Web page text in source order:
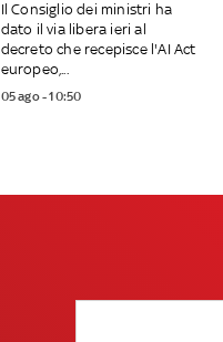
Il Consiglio dei ministri ha
dato il via libera ieri al
decreto che recepisce l'AI Act
europeo,...
05 ago - 10:50